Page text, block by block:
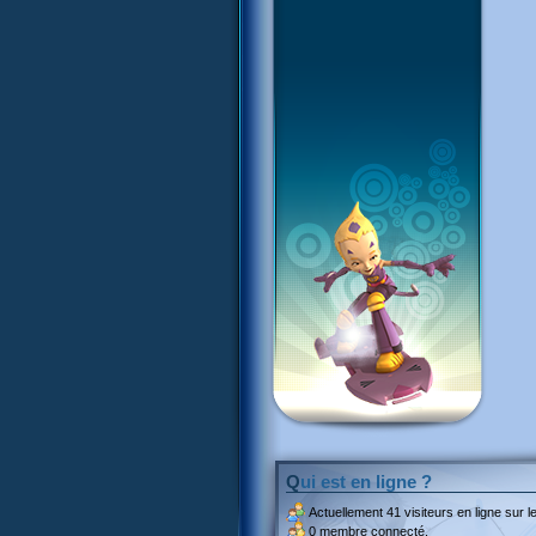
Qui est en ligne ?
Actuellement 41 visiteurs en ligne sur
0 membre connecté.